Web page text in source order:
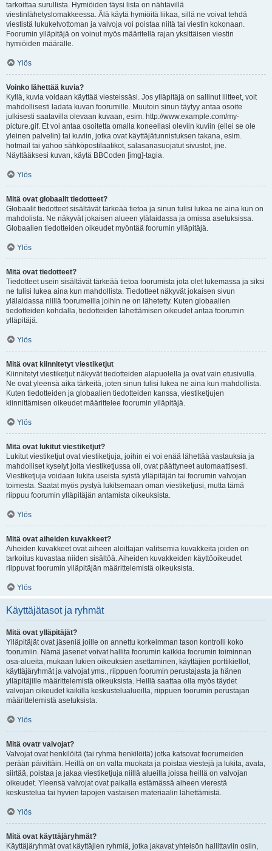
tarkoittaa surullista. Hymiöiden täysi lista on nähtävillä
viestinlähetyslomakkeessa. Älä käytä hymiöitä liikaa, sillä ne voivat tehdä
viestistä lukukelvottoman ja valvoja voi poistaa niitä tai viestin kokonaan.
Foorumin ylläpitäjä on voinut myös määritellä rajan yksittäisen viestin
hymiöiden määrälle.
Ylös
Voinko lähettää kuvia?
Kyllä, kuvia voidaan käyttää viesteissäsi. Jos ylläpitäjä on sallinut liitteet, voit
mahdollisesti ladata kuvan foorumille. Muutoin sinun täytyy antaa osoite
julkisesti saatavilla olevaan kuvaan, esim. http://www.example.com/my-
picture.gif. Et voi antaa osoitetta omalla koneellasi oleviin kuviin (ellei se ole
yleinen palvelin) tai kuviin, jotka ovat käyttäjätunnistuksen takana, esim.
hotmail tai yahoo sähköpostilaatikot, salasanasuojatut sivustot, jne.
Näyttääksesi kuvan, käytä BBCoden [img]-tagia.
Ylös
Mitä ovat globaalit tiedotteet?
Globaalit tiedotteet sisältävät tärkeää tietoa ja sinun tulisi lukea ne aina kun on
mahdolista. Ne näkyvät jokaisen alueen ylälaidassa ja omissa asetuksissa.
Globaalien tiedotteiden oikeudet myöntää foorumin ylläpitäjä.
Ylös
Mitä ovat tiedotteet?
Tiedotteet usein sisältävät tärkeää tietoa foorumista jota olet lukemassa ja siksi
ne tulisi lukea aina kun mahdollista. Tiedotteet näkyvät jokaisen sivun
ylälaidassa niillä foorumeilla joihin ne on lähetetty. Kuten globaalien
tiedotteiden kohdalla, tiedotteiden lähettämisen oikeudet antaa foorumin
ylläpitäjä.
Ylös
Mitä ovat kiinnitetyt viestiketjut
Kiinnitetyt viestiketjut näkyvät tiedotteiden alapuolella ja ovat vain etusivulla.
Ne ovat yleensä aika tärkeitä, joten sinun tulisi lukea ne aina kun mahdollista.
Kuten tiedotteiden ja globaalien tiedotteiden kanssa, viestiketjujen
kiinnittämisen oikeudet määrittelee foorumin ylläpitäjä.
Ylös
Mitä ovat lukitut viestiketjut?
Lukitut viestiketjut ovat viestiketjuja, joihin ei voi enää lähettää vastauksia ja
mahdolliset kyselyt joita viestiketjussa oli, ovat päättyneet automaattisesti.
Viestiketjuja voidaan lukita useista syistä ylläpitäjän tai foorumin valvojan
toimesta. Saatat myös pystyä lukitsemaan oman viestiketjusi, mutta tämä
riippuu foorumin ylläpitäjän antamista oikeuksista.
Ylös
Mitä ovat aiheiden kuvakkeet?
Aiheiden kuvakkeet ovat aiheen aloittajan valitsemia kuvakkeita joiden on
tarkoitus kuvastaa niiden sisältöä. Aiheiden kuvakkeiden käyttöoikeudet
riippuvat foorumin ylläpitäjän määrittelemistä oikeuksista.
Ylös
Käyttäjätasot ja ryhmät
Mitä ovat ylläpitäjät?
Ylläpitäjät ovat jäseniä joille on annettu korkeimman tason kontrolli koko
foorumiin. Nämä jäsenet voivat hallita foorumin kaikkia foorumin toiminnan
osa-alueita, mukaan lukien oikeuksien asettaminen, käyttäjien porttikiellot,
käyttäjäryhmät ja valvojat yms., riippuen foorumin perustajasta ja hänen
ylläpitäjille määrittelemistä oikeuksista. Heillä saattaa olla myös täydet
valvojan oikeudet kaikilla keskustelualueilla, riippuen foorumin perustajan
määrittelemistä asetuksista.
Ylös
Mitä ovatr valvojat?
Valvojat ovat henkilöitä (tai ryhmä henkilöitä) jotka katsovat foorumeiden
perään päivittäin. Heillä on on valta muokata ja poistaa viestejä ja lukita, avata,
siirtää, poistaa ja jakaa viestiketjuja niillä alueilla joissa heillä on valvojan
oikeudet. Yleensä valvojat ovat paikalla estämässä aiheen vierestä
keskustelua tai hyvien tapojen vastaisen materiaalin lähettämistä.
Ylös
Mitä ovat käyttäjäryhmät?
Käyttäjäryhmät ovat käyttäjien ryhmiä, jotka jakavat yhteisön hallittaviin osiin,